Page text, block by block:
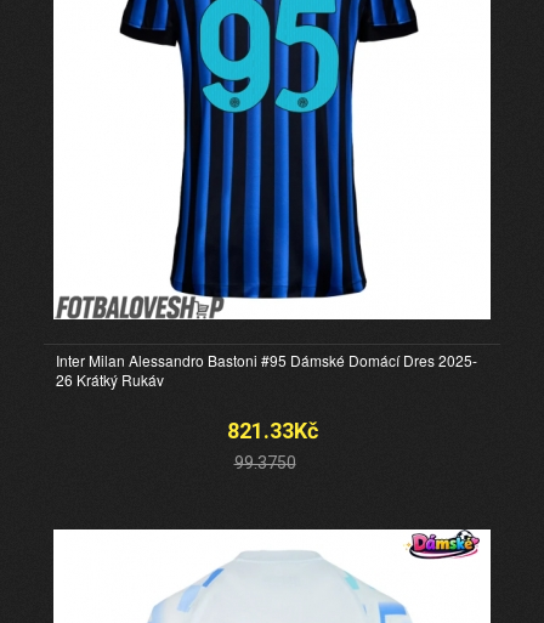
Inter Milan Alessandro Bastoni #95 Dámské Domácí Dres 2025-
26 Krátký Rukáv
821.33Kč
99.3750